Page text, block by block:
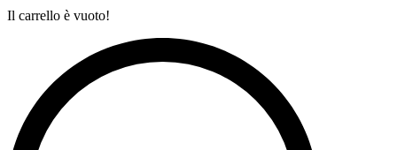
Il carrello è vuoto!